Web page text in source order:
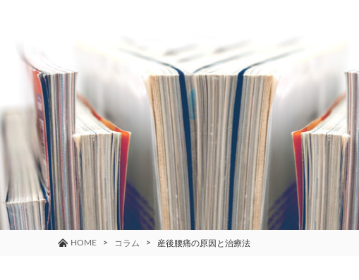
HOME コラム 産後腰痛の原因と治療法